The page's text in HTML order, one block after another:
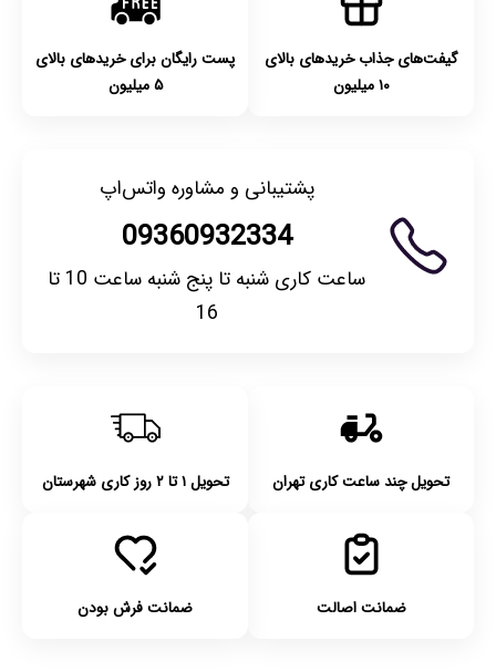
گیفت‌های جذاب خریدهای بالای
۱۰ میلیون
پست رایگان برای خریدهای بالای
۵ میلیون
پشتیبانی و مشاوره واتس‌اپ
09360932334
ساعت کاری شنبه تا پنج شنبه ساعت 10 تا
16
تحویل چند ساعت کاری تهران تحویل ۱ تا ۲ روز کاری شهرستان
ضمانت اصالت ضمانت فرش بودن